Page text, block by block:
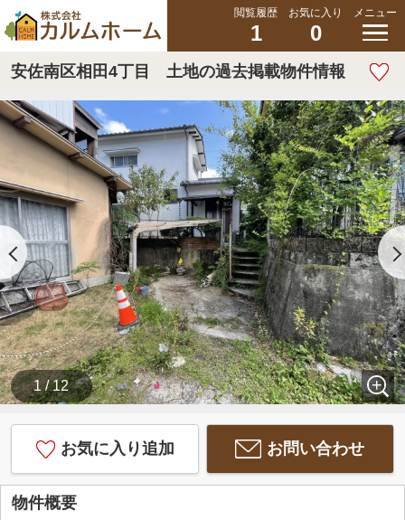
閲覧履歴
1
お気に入り
0
メニュー
安佐南区相田4丁目 土地の過去掲載物件情報
1 / 12
お気に入り追加 お問い合わせ
物件概要